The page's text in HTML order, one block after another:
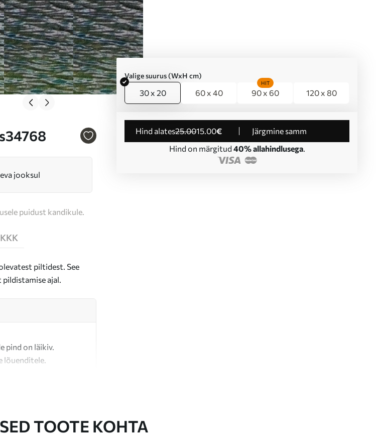
Valige suurus (WxH cm)
30 x 20 60 x 40 90 x 60
HIT
120 x 80
Hind alates25.0015.00€
Järgmine samm
Hind on märgitud 40% allahindlusega.
jooksul
puidust kandikule.
KKK
piltidest. See
ajal.
pind on läikiv.
lõuenditele.
TOOTE KOHTA